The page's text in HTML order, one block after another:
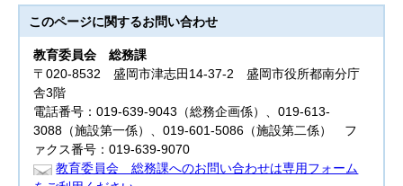
このページに関するお問い合わせ
教育委員会総務課
〒020-8532 盛岡市津志田14-37-2 盛岡市役所都南分庁
舎3階
電話番号：019-639-9043（総務企画係）、019-613-
3088（施設第一係）、019-601-5086（施設第二係） フ
ァクス番号：019-639-9070
教育委員会 総務課へのお問い合わせは専用フォーム